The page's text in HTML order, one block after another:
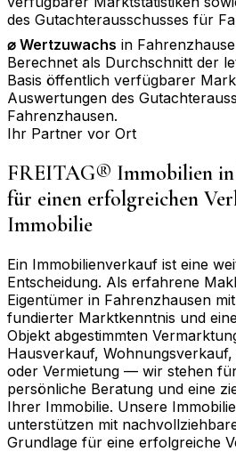
des Gutachterausschusses für
⌀ Wertzuwachs in
Berechnet als Durchschnitt der
Basis öffentlich verfügbarer
Auswertungen des
Fahrenzhausen.
Ihr Partner vor Ort
FREITAG® Immobilien in
für einen erfolgreichen
Immobilie
Ein Immobilienverkauf ist eine
Entscheidung. Als erfahrene
Eigentümer in Fahrenzhausen
fundierter Marktkenntnis und
Objekt abgestimmten
Hausverkauf,
oder Vermietung — wir stehen
persönliche Beratung und eine
Ihrer Immobilie. Unsere
unterstützen mit
Grundlage für eine erfolgreiche